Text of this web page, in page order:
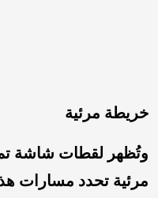
خريطة مرئية
وتُظهر لقطات شاشة تم
مرئية تحدد مسارات